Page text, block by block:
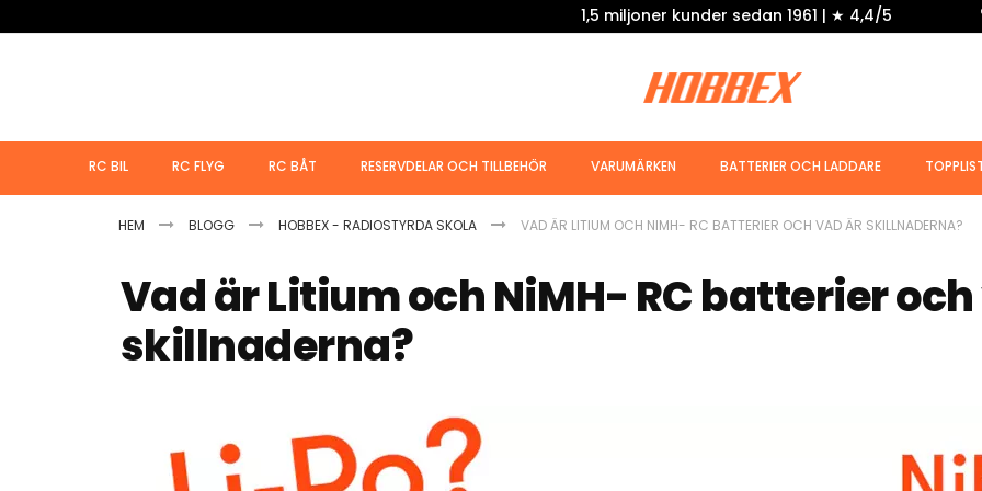
1,5 miljoner kunder sedan 1961 | ★ 4,4/5
RC BIL RC FLYG RC BÅT RESERVDELAR OCH TILLBEHÖR VARUMÄRKEN BATTERIER OCH LADDARE
HEM BLOGG HOBBEX - RADIOSTYRDA SKOLA VAD ÄR LITIUM OCH NIMH- RC BATTERIER OCH VAD ÄR SKILLNADERNA?
Vad är Litium och NiMH- RC batterier
skillnaderna?